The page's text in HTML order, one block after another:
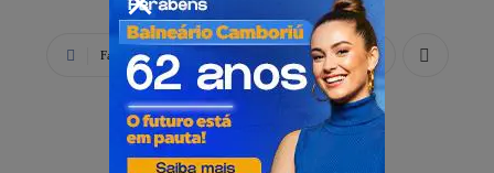
Facebook WhatsApp
PUBLICIDADE